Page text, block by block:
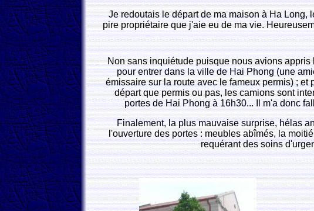
Je redoutais le départ de ma maison à Ha Long,
pire propriétaire que j'aie eu de ma vie.
Non sans inquiétude puisque nous avions
pour entrer dans la ville de Hai Phong (une
émissaire sur la route avec le fameux permis) ;
départ que permis ou pas, les camions sont
portes de Hai Phong à 16h30... Il m'a donc
Finalement, la plus mauvaise surprise, hélas
l'ouverture des portes : meubles abîmés, la
requérant des soins